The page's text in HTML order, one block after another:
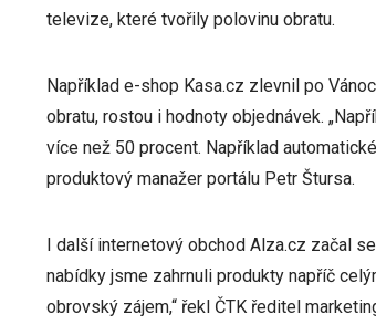
televize, které tvořily polovinu obratu.
Například e-shop Kasa.cz zlevnil po
obratu, rostou i hodnoty objednávek.
více než 50 procent. Například
produktový manažer portálu Petr Štursa.
I další internetový obchod Alza.cz začal
nabídky jsme zahrnuli produkty napříč
obrovský zájem,“ řekl ČTK ředitel